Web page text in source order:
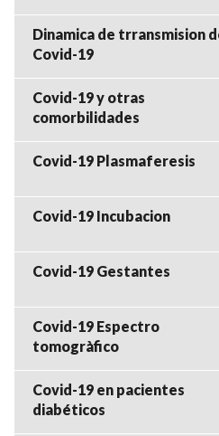
Dinamica de trransmision
Covid-19
Covid-19 y otras
comorbilidades
Covid-19 Plasmaferesis
Covid-19 Incubacion
Covid-19 Gestantes
Covid-19 Espectro
tomogràfico
Covid-19 en pacientes
diabéticos